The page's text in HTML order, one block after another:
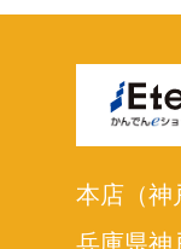
本店（神
兵庫県神